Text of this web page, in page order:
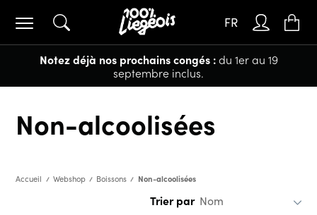
Notez déjà nos prochains congés :du 1er au 19
septembre inclus.
FR
Non-alcoolisées
Accueil Webshop Boissons Non-alcoolisées
Trier par